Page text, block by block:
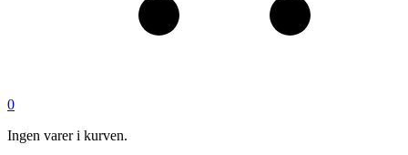
0
Ingen varer i kurven.